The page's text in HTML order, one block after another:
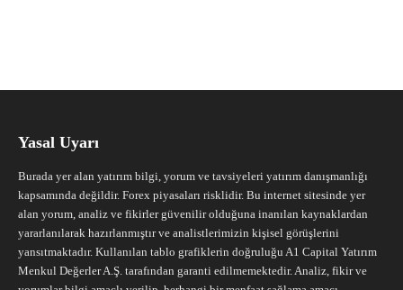
Yasal Uyarı
Burada yer alan yatırım bilgi, yorum ve tavsiyeleri yatırım danışmanlığı
kapsamında değildir. Forex piyasaları risklidir. Bu internet sitesinde yer
alan yorum, analiz ve fikirler güvenilir olduğuna inanılan kaynaklardan
yararlanılarak hazırlanmıştır ve analistlerimizin kişisel görüşlerini
yansıtmaktadır. Kullanılan tablo grafiklerin doğruluğu A1 Capital Yatırım
Menkul Değerler A.Ş. tarafından garanti edilmemektedir. Analiz, fikir ve